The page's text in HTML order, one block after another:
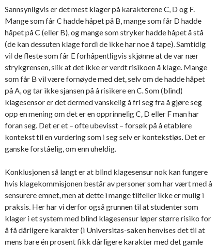
Sannsynligvis er det mest klager på karakterene C, D og F.
Mange som får C hadde håpet på B, mange som får D hadde
håpet på C (eller B), og mange som stryker hadde håpet å stå
(de kan dessuten klage fordi de ikke har noe å tape). Samtidig
vil de fleste som får E forhåpentligvis skjønne at de var nær
strykgrensen, slik at det ikke er verdt risikoen å klage. Mange
som får B vil være fornøyde med det, selv om de hadde håpet
på A, og tar ikke sjansen på å risikere en C. Som (blind)
klagesensor er det dermed vanskelig å fri seg fra å gjøre seg
opp en mening om det er en opprinnelig C, D eller F man har
foran seg. Det er et – ofte ubevisst – forsøk på å etablere
kontekst til en vurdering som i seg selv er kontekstløs. Det er
ganske forståelig, om enn uheldig.
Konklusjonen så langt er at blind klagesensur nok kan fungere
hvis klagekommisjonen består av personer som har vært med å
sensurere emnet, men at dette i mange tilfeller ikke er mulig i
praksis. Her har vi derfor også grunnen til at studenter som
klager i et system med blind klagesensur løper større risiko for
å få dårligere karakter (i Universitas-saken henvises det til at
mens bare én prosent fikk dårligere karakter med det gamle